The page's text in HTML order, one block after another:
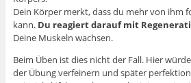
Dein Körper merkt, dass du mehr von ihm
kann. Du reagiert darauf mit
Deine Muskeln wachsen.
Beim Üben ist dies nicht der Fall. Hier
der Übung verfeinern und später